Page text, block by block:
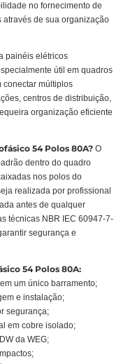
no fornecimento de
através de sua organização
painéis elétricos
útil em quadros
conectar múltiplos
centros de distribuição,
organização eficiente
54 Polos 80A? O
dentro do quadro
nos polos do
realizada por profissional
antes de qualquer
técnicas NBR IEC 60947-7-
segurança e
54 Polos 80A:
um único barramento;
e instalação;
segurança;
em cobre isolado;
da WEG;